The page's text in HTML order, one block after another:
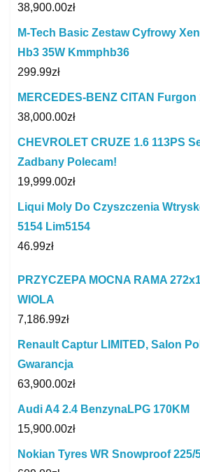
38,900.00zł
M-Tech Basic Zestaw Cyfrowy
Hb3 35W Kmmphb36
299.99zł
MERCEDES-BENZ CITAN Furgon
38,000.00zł
CHEVROLET CRUZE 1.6 113PS
Zadbany Polecam!
19,999.00zł
Liqui Moly Do Czyszczenia
5154 Lim5154
46.99zł
PRZYCZEPA MOCNA RAMA
WIOLA
7,186.99zł
Renault Captur LIMITED, Salon
Gwarancja
63,900.00zł
Audi A4 2.4 BenzynaLPG 170KM
15,900.00zł
Nokian Tyres WR Snowproof 225/